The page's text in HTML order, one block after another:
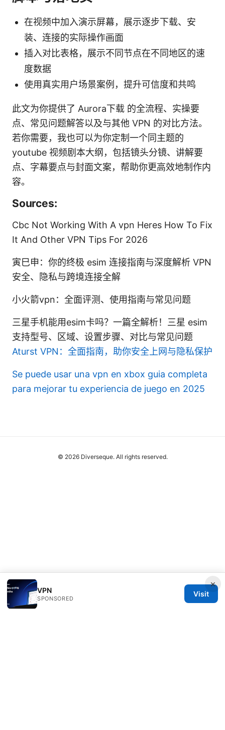
在视频中加入演示屏幕，展示逐步下载、安
装、连接的实际操作画面
插入对比表格，展示不同节点在不同地区的速
度数据
使用真实用户场景案例，提升可信度和共鸣
此文为你提供了 Aurora下载 的全流程、实操要
点、常见问题解答以及与其他 VPN 的对比方法。
若你需要，我也可以为你定制一个同主题的
youtube 视频剧本大纲，包括镜头分镜、讲解要
点、字幕要点与封面文案，帮助你更高效地制作内
容。
Sources:
Cbc Not Working With A vpn Heres How To Fix
It And Other VPN Tips For 2026
寅巳申：你的终极 esim 连接指南与深度解析 VPN
安全、隐私与跨境连接全解
小火箭vpn：全面评测、使用指南与常见问题
三星手机能用esim卡吗？一篇全解析！三星 esim
支持型号、区域、设置步骤、对比与常见问题
Aturst VPN：全面指南，助你安全上网与隐私保护
Se puede usar una vpn en xbox guia completa
para mejorar tu experiencia de juego en 2025
×
VPN
SPONSORED
Visit
© 2026 Diverseque. All rights reserved.